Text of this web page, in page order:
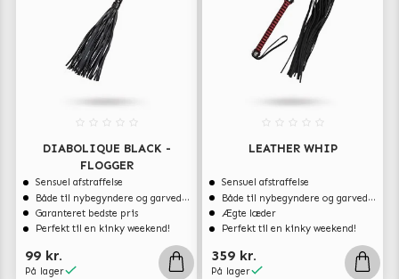
DIABOLIQUE BLACK -
FLOGGER
Sensuel afstraffelse
Både til nybegyndere og garvede eksperter
Garanteret bedste pris
Perfekt til en kinky weekend!
99 kr.
På lager
LEATHER WHIP
Sensuel afstraffelse
Både til nybegyndere og garvede eksperter
Ægte læder
Perfekt til en kinky weekend!
359 kr.
På lager